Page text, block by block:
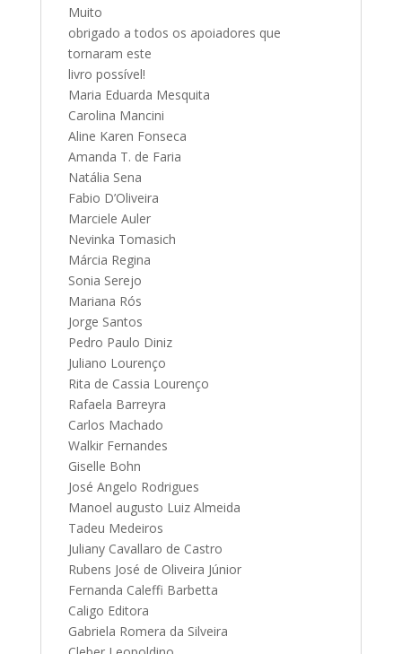
Muito
obrigado a todos os apoiadores que
tornaram este
livro possível!
Maria Eduarda Mesquita
Carolina Mancini
Aline Karen Fonseca
Amanda T. de Faria
Natália Sena
Fabio D’Oliveira
Marciele Auler
Nevinka Tomasich
Márcia Regina
Sonia Serejo
Mariana Rós
Jorge Santos
Pedro Paulo Diniz
Juliano Lourenço
Rita de Cassia Lourenço
Rafaela Barreyra
Carlos Machado
Walkir Fernandes
Giselle Bohn
José Angelo Rodrigues
Manoel augusto Luiz Almeida
Tadeu Medeiros
Juliany Cavallaro de Castro
Rubens José de Oliveira Júnior
Fernanda Caleffi Barbetta
Caligo Editora
Gabriela Romera da Silveira